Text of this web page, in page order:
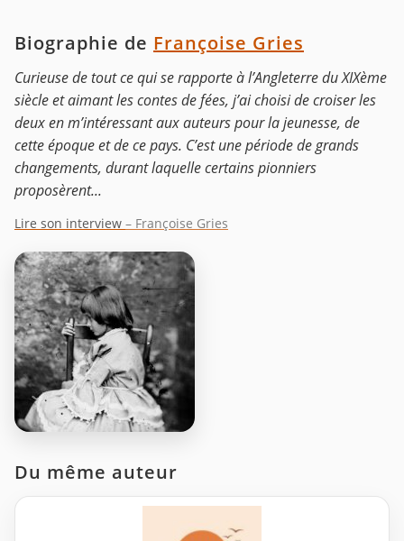
Biographie de Françoise Gries
Curieuse de tout ce qui se rapporte à l’Angleterre du XIXème
siècle et aimant les contes de fées, j’ai choisi de croiser les
deux en m’intéressant aux auteurs pour la jeunesse, de
cette époque et de ce pays. C’est une période de grands
changements, durant laquelle certains pionniers
proposèrent...
Lire son interview – Françoise Gries
Du même auteur